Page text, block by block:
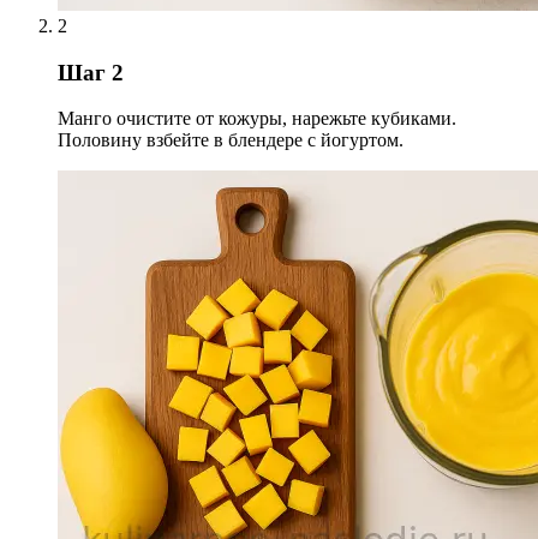
2
Шаг 2
Манго очистите от кожуры, нарежьте кубиками.
Половину взбейте в блендере с йогуртом.